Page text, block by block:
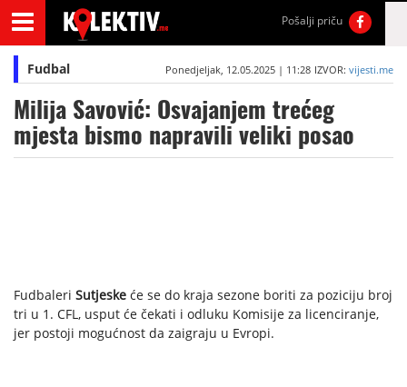
Pošalji priču
Fudbal Ponedjeljak, 12.05.2025 | 11:28 IZVOR: vijesti.me
Milija Savović: Osvajanjem trećeg
mjesta bismo napravili veliki posao
Fudbaleri Sutjeske će se do kraja sezone boriti za poziciju broj
tri u 1. CFL, usput će čekati i odluku Komisije za licenciranje,
jer postoji mogućnost da zaigraju u Evropi.